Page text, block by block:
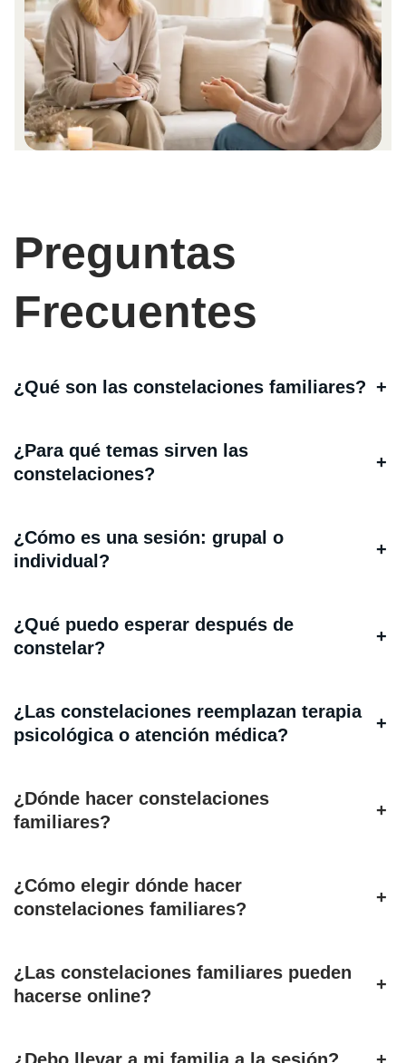
Preguntas
Frecuentes
¿Qué son las constelaciones familiares? +
¿Para qué temas sirven las
constelaciones?
+
¿Cómo es una sesión: grupal o
individual?
+
¿Qué puedo esperar después de
constelar?
+
¿Las constelaciones reemplazan terapia
psicológica o atención médica?
+
¿Dónde hacer constelaciones
familiares?
+
¿Cómo elegir dónde hacer
constelaciones familiares?
+
¿Las constelaciones familiares pueden
hacerse online?
+